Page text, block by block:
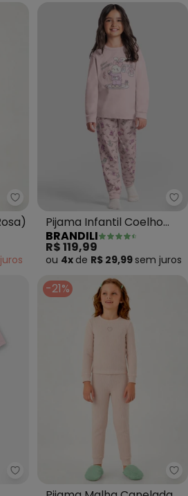
Pulla Bulla - Pijama Meia Malha
juros
Pijama Infantil Coelho
Brilha no Escuro (Rosa)
BRANDILI
R$ 119,99
ou 4x de R$ 29,99 sem juros
Up Baby - Pijama Bebê Unissex
-21%